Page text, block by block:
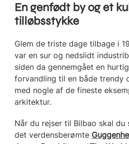
En genfødt by og et
tilløbsstykke
Glem de triste dage tilbage i
var en sur og nedslidt
siden da gennemgået en
forvandling til en både trendy
med nogle af de fineste
arkitektur.
Når du rejser til Bilbao skal
det verdensberømte